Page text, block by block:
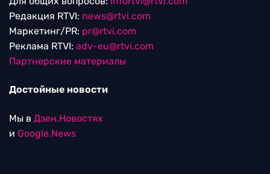
Редакция RTVI: news@rtvi.com
Маркетинг/PR: pr@rtvi.com
Реклама RTVI: adv-eu@rtvi.com
Партнерские материалы
Достойные новости
Мы в Дзен.Новостях
и Google.News